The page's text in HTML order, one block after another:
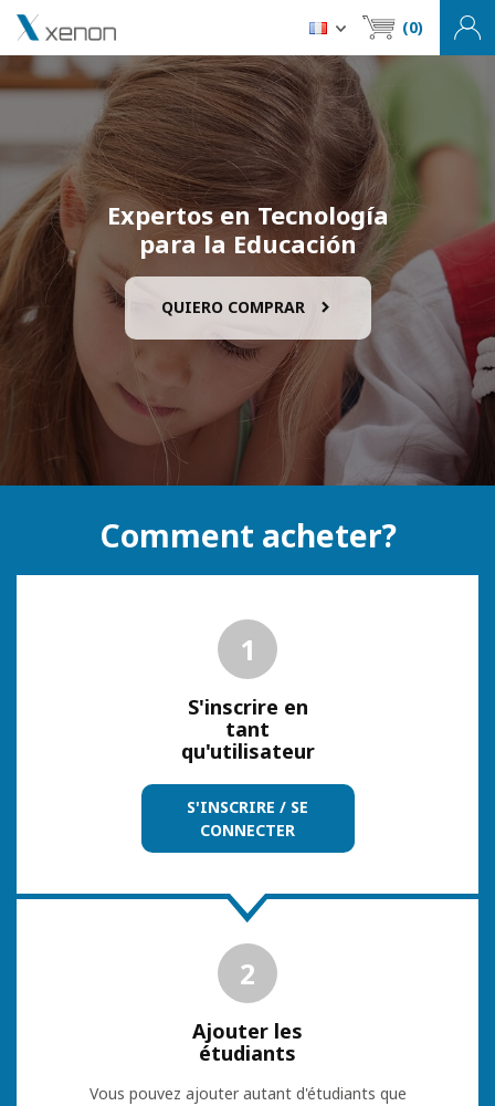
(0)
Expertos en Tecnología
para la Educación
QUIERO COMPRAR 
Comment acheter?
1
S'inscrire en
tant
qu'utilisateur
S'INSCRIRE / SE
CONNECTER
2
Ajouter les
étudiants
Vous pouvez ajouter autant d'étudiants que